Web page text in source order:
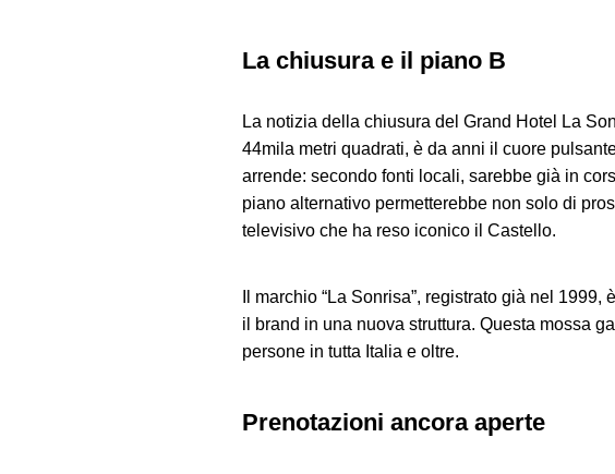
La chiusura e il piano B
La notizia della chiusura del Grand Hotel La
44mila metri quadrati, è da anni il cuore
arrende: secondo fonti locali, sarebbe già in
piano alternativo permetterebbe non solo di
televisivo che ha reso iconico il Castello.
Il marchio “La Sonrisa”, registrato già nel
il brand in una nuova struttura. Questa mossa
persone in tutta Italia e oltre.
Prenotazioni ancora aperte